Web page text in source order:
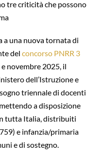
tre criticità che possono
a una nuova tornata di
del concorso PNRR 3
novembre 2025, il
dell’Istruzione e
triennale di docenti
a disposizione
tutta Italia, distribuiti
e infanzia/primaria
e di sostegno.